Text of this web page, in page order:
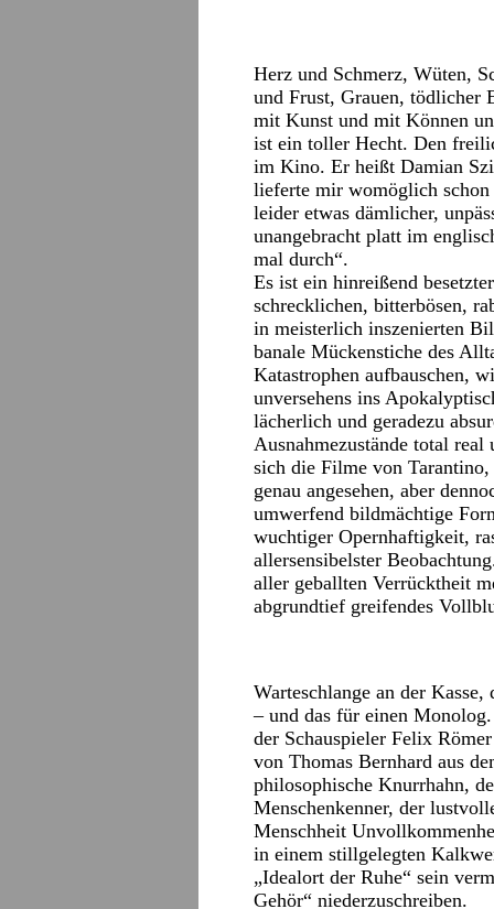
Herz und Schmerz, Wüten,
und Frust, Grauen, tödlicher
mit Kunst und mit Können
ist ein toller Hecht. Den
im Kino. Er heißt Damian
lieferte mir womöglich
leider etwas dämlicher,
unangebracht platt im
mal durch“.
Es ist ein hinreißend
schrecklichen, bitterbösen,
in meisterlich inszenierten
banale Mückenstiche des
Katastrophen aufbauschen,
unversehens ins
lächerlich und geradezu
Ausnahmezustände total
sich die Filme von
genau angesehen, aber
umwerfend bildmächtige
wuchtiger Opernhaftigkeit,
allersensibelster
aller geballten Verrücktheit
abgrundtief greifendes
Warteschlange an der
– und das für einen
der Schauspieler Felix
von Thomas Bernhard aus
philosophische Knurrhahn,
Menschenkenner, der
Menschheit
in einem stillgelegten
„Idealort der Ruhe“ sein
Gehör“ niederzuschreiben.